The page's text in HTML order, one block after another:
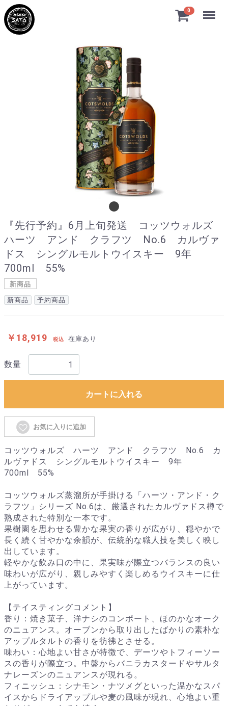
0 Menu
『先行予約』6月上旬発送 コッツウォルズ
ハーツ アンド クラフツ No.6 カルヴァ
ドス シングルモルトウイスキー 9年
700ml 55%
新商品
新商品 予約商品
￥18,919 税込 在庫あり
数量
カートに入れる
お気に入りに追加
コッツウォルズ ハーツ アンド クラフツ No.6 カ
ルヴァドス シングルモルトウイスキー 9年
700ml 55%
コッツウォルズ蒸溜所が手掛ける「ハーツ・アンド・ク
ラフツ」シリーズ No.6は、厳選されたカルヴァドス樽で
熟成された特別な一本です。
果樹園を思わせる豊かな果実の香りが広がり、穏やかで
長く続く甘やかな余韻が、伝統的な職人技を美しく映し
出しています。
軽やかな飲み口の中に、果実味が際立つバランスの良い
味わいが広がり、親しみやすく楽しめるウイスキーに仕
上がっています。
【テイスティングコメント】
香り：焼き菓子、洋ナシのコンポート、ほのかなオーク
のニュアンス。オーブンから取り出したばかりの素朴な
アップルタルトの香りを彷彿とさせる。
味わい：心地よい甘さが特徴で、デーツやトフィーソー
スの香りが際立つ。中盤からバニラカスタードやサルタ
ナレーズンのニュアンスが現れる。
フィニッシュ：シナモン・ナツメグといった温かなスパ
イスからドライアップルや麦の風味が現れ、心地よい重